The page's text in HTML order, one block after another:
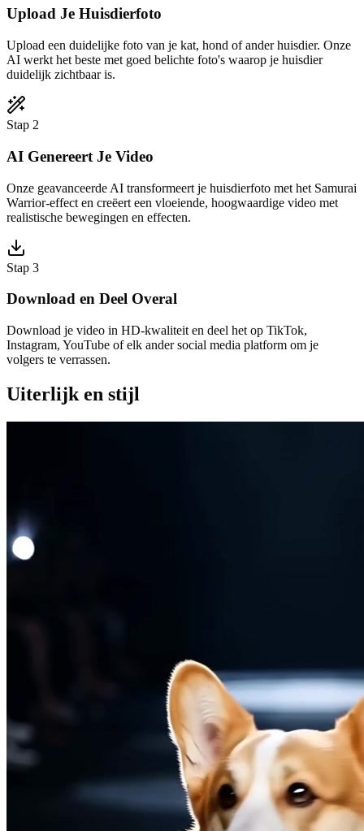
Upload Je Huisdierfoto
Upload een duidelijke foto van je kat, hond of ander huisdier. Onze
AI werkt het beste met goed belichte foto's waarop je huisdier
duidelijk zichtbaar is.
Stap 2
AI Genereert Je Video
Onze geavanceerde AI transformeert je huisdierfoto met het Samurai
Warrior-effect en creëert een vloeiende, hoogwaardige video met
realistische bewegingen en effecten.
Stap 3
Download en Deel Overal
Download je video in HD-kwaliteit en deel het op TikTok,
Instagram, YouTube of elk ander social media platform om je
volgers te verrassen.
Uiterlijk en stijl